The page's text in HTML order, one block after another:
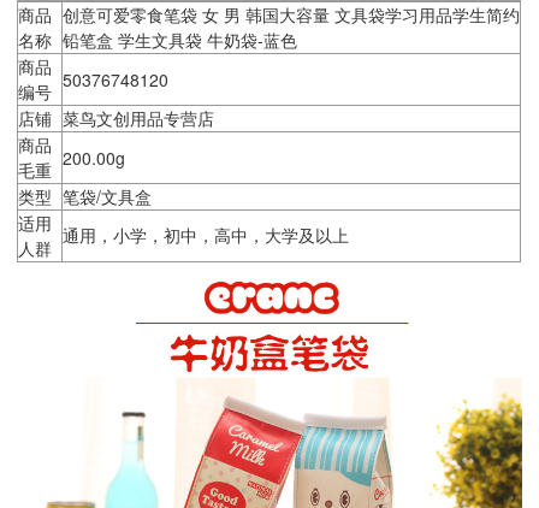
商品
名称
创意可爱零食笔袋 女 男 韩国大容量 文具袋学习用品学生简约
铅笔盒 学生文具袋 牛奶袋-蓝色
商品
编号 50376748120
店铺 菜鸟文创用品专营店
商品
毛重 200.00g
类型 笔袋/文具盒
适用
人群
通用，小学，初中，高中，大学及以上